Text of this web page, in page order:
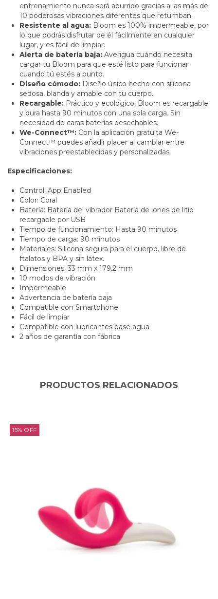
entrenamiento nunca será aburrido gracias a las más de
10 poderosas vibraciones diferentes que retumban.
Resistente al agua: Bloom es 100% impermeable, por
lo que podrás disfrutar de él fácilmente en cualquier
lugar, y es fácil de limpiar.
Alerta de batería baja: Averigua cuándo necesita
cargar tu Bloom para que esté listo para funcionar
cuando tú estés a punto.
Diseño cómodo: Diseño único hecho con silicona
sedosa, blanda y amable con tu cuerpo.
Recargable: Práctico y ecológico, Bloom es recargable
y dura hasta 90 minutos con una sola carga. Sin
necesidad de caras baterías desechables.
We-Connect™: Con la aplicación gratuita We-
Connect™ puedes añadir placer al cambiar entre
vibraciones preestablecidas y personalizadas.
Especificaciones:
Control: App Enabled
Color: Coral
Batería: Batería del vibrador Batería de iones de litio
recargable por USB
Tiempo de funcionamiento: Hasta 90 minutos
Tiempo de carga: 90 minutos
Materiales: Silicona segura para el cuerpo, libre de
ftalatos y BPA y sin látex.
Dimensiones: 33 mm x 179.2 mm
10 modos de vibración
Impermeable
Advertencia de batería baja
Compatible con Smartphone
Fácil de limpiar
Compatible con lubricantes base agua
2 años de garantía con fábrica
PRODUCTOS RELACIONADOS
15% OFF